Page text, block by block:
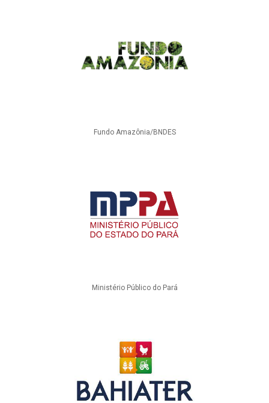
Fundo Amazônia/BNDES
Ministério Público do Pará